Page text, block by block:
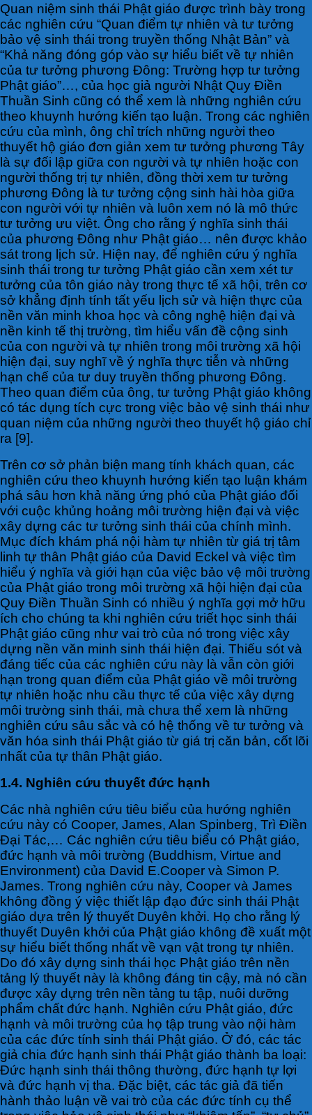
Quan niệm sinh thái Phật giáo được trình bày trong
các nghiên cứu “Quan điểm tự nhiên và tư tưởng
bảo vệ sinh thái trong truyền thống Nhật Bản” và
“Khả năng đóng góp vào sự hiểu biết về tự nhiên
của tư tưởng phương Đông: Trường hợp tư tưởng
Phật giáo”…, của học giả người Nhật Quy Điền
Thuần Sinh cũng có thể xem là những nghiên cứu
theo khuynh hướng kiến tạo luận. Trong các nghiên
cứu của mình, ông chỉ trích những người theo
thuyết hộ giáo đơn giản xem tư tưởng phương Tây
là sự đối lập giữa con người và tự nhiên hoặc con
người thống trị tự nhiên, đồng thời xem tư tưởng
phương Đông là tư tưởng cộng sinh hài hòa giữa
con người với tự nhiên và luôn xem nó là mô thức
tư tưởng ưu việt. Ông cho rằng ý nghĩa sinh thái
của phương Đông như Phật giáo… nên được khảo
sát trong lịch sử. Hiện nay, để nghiên cứu ý nghĩa
sinh thái trong tư tưởng Phật giáo cần xem xét tư
tưởng của tôn giáo này trong thực tế xã hội, trên cơ
sở khẳng định tính tất yếu lịch sử và hiện thực của
nền văn minh khoa học và công nghệ hiện đại và
nền kinh tế thị trường, tìm hiểu vấn đề cộng sinh
của con người và tự nhiên trong môi trường xã hội
hiện đại, suy nghĩ về ý nghĩa thực tiễn và những
hạn chế của tư duy truyền thống phương Đông.
Theo quan điểm của ông, tư tưởng Phật giáo không
có tác dụng tích cực trong việc bảo vệ sinh thái như
quan niệm của những người theo thuyết hộ giáo chỉ
ra [9].
Trên cơ sở phản biện mang tính khách quan, các
nghiên cứu theo khuynh hướng kiến tạo luận khám
phá sâu hơn khả năng ứng phó của Phật giáo đối
với cuộc khủng hoảng môi trường hiện đại và việc
xây dựng các tư tưởng sinh thái của chính mình.
Mục đích khám phá nội hàm tự nhiên từ giá trị tâm
linh tự thân Phật giáo của David Eckel và việc tìm
hiểu ý nghĩa và giới hạn của việc bảo vệ môi trường
của Phật giáo trong môi trường xã hội hiện đại của
Quy Điền Thuần Sinh có nhiều ý nghĩa gợi mở hữu
ích cho chúng ta khi nghiên cứu triết học sinh thái
Phật giáo cũng như vai trò của nó trong việc xây
dựng nền văn minh sinh thái hiện đại. Thiếu sót và
đáng tiếc của các nghiên cứu này là vẫn còn giới
hạn trong quan điểm của Phật giáo về môi trường
tự nhiên hoặc nhu cầu thực tế của việc xây dựng
môi trường sinh thái, mà chưa thể xem là những
nghiên cứu sâu sắc và có hệ thống về tư tưởng và
văn hóa sinh thái Phật giáo từ giá trị căn bản, cốt lõi
nhất của tự thân Phật giáo.
1.4. Nghiên cứu thuyết đức hạnh
Các nhà nghiên cứu tiêu biểu của hướng nghiên
cứu này có Cooper, James, Alan Spinberg, Trì Điền
Đại Tác,… Các nghiên cứu tiêu biểu có Phật giáo,
đức hạnh và môi trường (Buddhism, Virtue and
Environment) của David E.Cooper và Simon P.
James. Trong nghiên cứu này, Cooper và James
không đồng ý việc thiết lập đạo đức sinh thái Phật
giáo dựa trên lý thuyết Duyên khởi. Họ cho rằng lý
thuyết Duyên khởi của Phật giáo không đề xuất một
sự hiểu biết thống nhất về vạn vật trong tự nhiên.
Do đó xây dựng sinh thái học Phật giáo trên nền
tảng lý thuyết này là không đáng tin cậy, mà nó cần
được xây dựng trên nền tảng tu tập, nuôi dưỡng
phẩm chất đức hạnh. Nghiên cứu Phật giáo, đức
hạnh và môi trường của họ tập trung vào nội hàm
của các đức tính sinh thái Phật giáo. Ở đó, các tác
giả chia đức hạnh sinh thái Phật giáo thành ba loại:
Đức hạnh sinh thái thông thường, đức hạnh tự lợi
và đức hạnh vị tha. Đặc biệt, các tác giả đã tiến
hành thảo luận về vai trò của các đức tính cụ thể